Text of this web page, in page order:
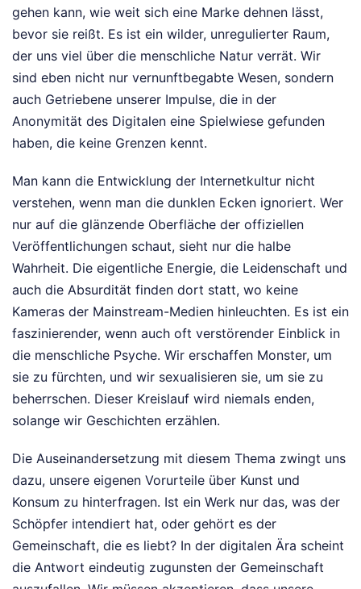
gehen kann, wie weit sich eine Marke dehnen lässt,
bevor sie reißt. Es ist ein wilder, unregulierter Raum,
der uns viel über die menschliche Natur verrät. Wir
sind eben nicht nur vernunftbegabte Wesen, sondern
auch Getriebene unserer Impulse, die in der
Anonymität des Digitalen eine Spielwiese gefunden
haben, die keine Grenzen kennt.
Man kann die Entwicklung der Internetkultur nicht
verstehen, wenn man die dunklen Ecken ignoriert. Wer
nur auf die glänzende Oberfläche der offiziellen
Veröffentlichungen schaut, sieht nur die halbe
Wahrheit. Die eigentliche Energie, die Leidenschaft und
auch die Absurdität finden dort statt, wo keine
Kameras der Mainstream-Medien hinleuchten. Es ist ein
faszinierender, wenn auch oft verstörender Einblick in
die menschliche Psyche. Wir erschaffen Monster, um
sie zu fürchten, und wir sexualisieren sie, um sie zu
beherrschen. Dieser Kreislauf wird niemals enden,
solange wir Geschichten erzählen.
Die Auseinandersetzung mit diesem Thema zwingt uns
dazu, unsere eigenen Vorurteile über Kunst und
Konsum zu hinterfragen. Ist ein Werk nur das, was der
Schöpfer intendiert hat, oder gehört es der
Gemeinschaft, die es liebt? In der digitalen Ära scheint
die Antwort eindeutig zugunsten der Gemeinschaft